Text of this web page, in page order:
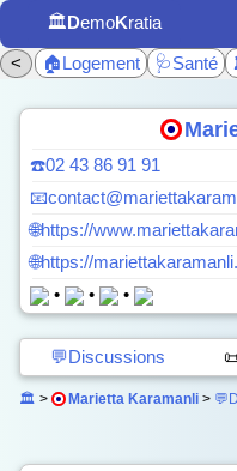
🏛️DemoKratia
<
🏠Logement 🩺Santé
☎️02 43 86 91 91
🌐https://
🌐https://
•
• •
💬Discussions
🏛️ > Marietta Karamanli >